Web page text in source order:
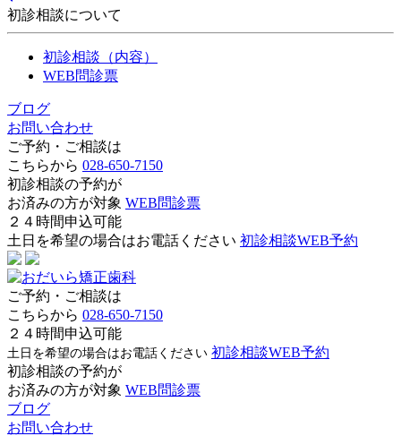
初診相談について
初診相談（内容）
WEB問診票
ブログ
お問い合わせ
ご予約・ご相談は
こちらから 028-650-7150
初診相談の予約が
お済みの方が対象 WEB問診票
２４時間申込可能
土日を希望の場合はお電話ください 初診相談WEB予約
ご予約・ご相談は
こちらから 028-650-7150
２４時間申込可能
土日を希望の場合はお電話ください 初診相談WEB予約
初診相談の予約が
お済みの方が対象 WEB問診票
ブログ
お問い合わせ